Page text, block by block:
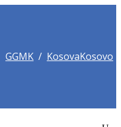
GGMK / KosovaKosovo